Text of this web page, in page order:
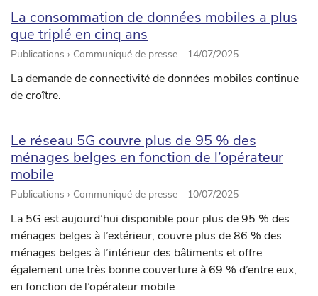
La consommation de données mobiles a plus
que triplé en cinq ans
Publications › Communiqué de presse - 14/07/2025
La demande de connectivité de données mobiles continue
de croître.
Le réseau 5G couvre plus de 95 % des
ménages belges en fonction de l’opérateur
mobile
Publications › Communiqué de presse - 10/07/2025
La 5G est aujourd’hui disponible pour plus de 95 % des
ménages belges à l’extérieur, couvre plus de 86 % des
ménages belges à l’intérieur des bâtiments et offre
également une très bonne couverture à 69 % d’entre eux,
en fonction de l’opérateur mobile